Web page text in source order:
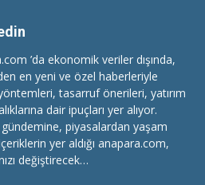
’da ekonomik veriler dışında,
en yeni ve özel haberleriyle
tasarruf önerileri, yatırım
dair ipuçları yer alıyor.
piyasalardan yaşam
yer aldığı anapara.com,
değiştirecek…